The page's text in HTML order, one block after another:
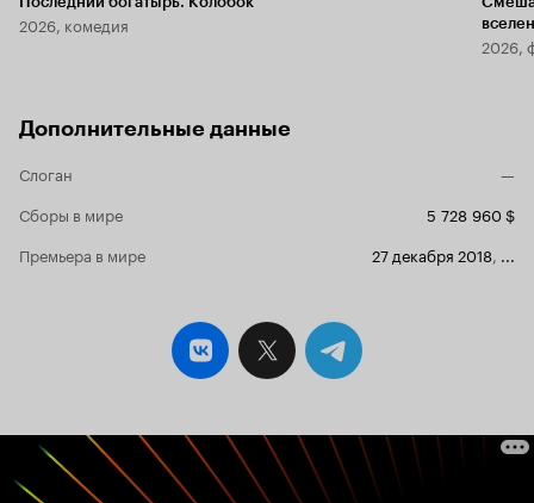
2026, комедия
2026,
Дополнительные данные
Слоган
—
Сборы в мире
5 728 960 $
Премьера в мире
27 декабря 2018